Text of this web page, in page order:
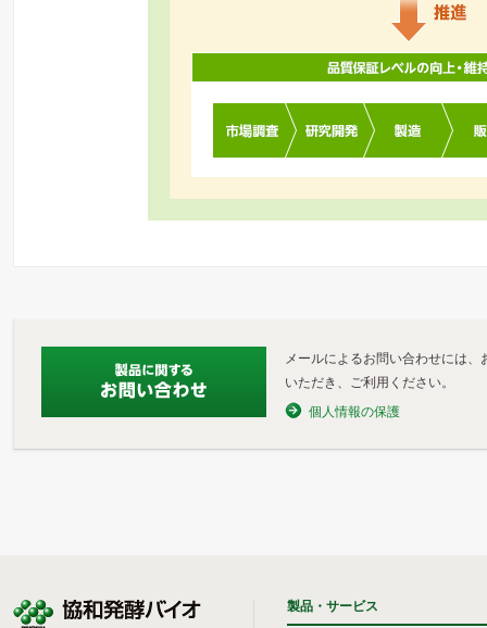
メールによるお問い合わせには
いただき、ご利用ください。
個人情報の保護
製品・サービス